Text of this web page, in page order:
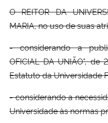
Ministério do Desenvolvimento
Controladoria-Geral da União
Secretaria-Geral
O REITOR DA
MARIA, no uso de suas
- considerando a
OFICIAL DA UNIÃO",
Estatuto da Universidade
- considerando a
Universidade às normas